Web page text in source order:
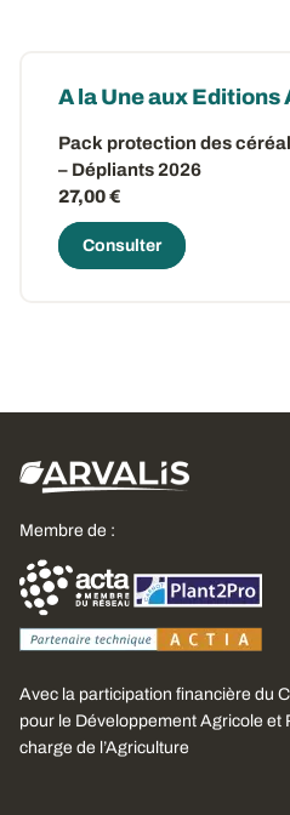
A la Une aux Editions
Pack protection des
– Dépliants 2026
27,00 €
Consulter
Membre de :
Avec la participation financière du
pour le Développement Agricole et
charge de l’Agriculture